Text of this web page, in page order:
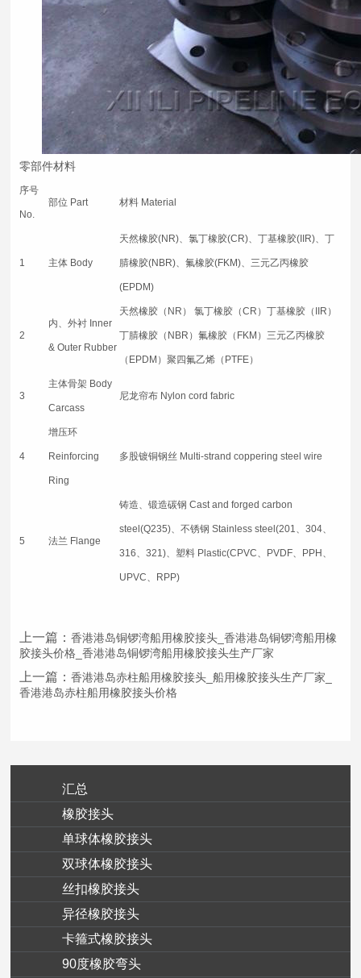
零部件材料
序号
No.
部位 Part 材料 Material
1 主体 Body
天然橡胶(NR)、氯丁橡胶(CR)、丁基橡胶(IIR)、丁
腈橡胶(NBR)、氟橡胶(FKM)、三元乙丙橡胶
(EPDM)
2
内、外衬 Inner
& Outer Rubber
天然橡胶（NR） 氯丁橡胶（CR）丁基橡胶（IIR）
丁腈橡胶（NBR）氟橡胶（FKM）三元乙丙橡胶
（EPDM）聚四氟乙烯（PTFE）
3
主体骨架 Body
Carcass
尼龙帘布 Nylon cord fabric
4
增压环
Reinforcing
Ring
多股镀铜钢丝 Multi-strand coppering steel wire
5 法兰 Flange
铸造、锻造碳钢 Cast and forged carbon
steel(Q235)、不锈钢 Stainless steel(201、304、
316、321)、塑料 Plastic(CPVC、PVDF、PPH、
UPVC、RPP)
上一篇： 香港港岛铜锣湾船用橡胶接头_香港港岛铜锣湾船用橡
胶接头价格_香港港岛铜锣湾船用橡胶接头生产厂家
上一篇： 香港港岛赤柱船用橡胶接头_船用橡胶接头生产厂家_
香港港岛赤柱船用橡胶接头价格
汇总
橡胶接头
单球体橡胶接头
双球体橡胶接头
丝扣橡胶接头
异径橡胶接头
卡箍式橡胶接头
90度橡胶弯头